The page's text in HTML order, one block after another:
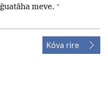
meve. +
Kóva rire